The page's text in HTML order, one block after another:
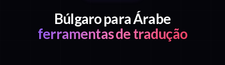
Búlgaro para Árabe
ferramentas de tradução